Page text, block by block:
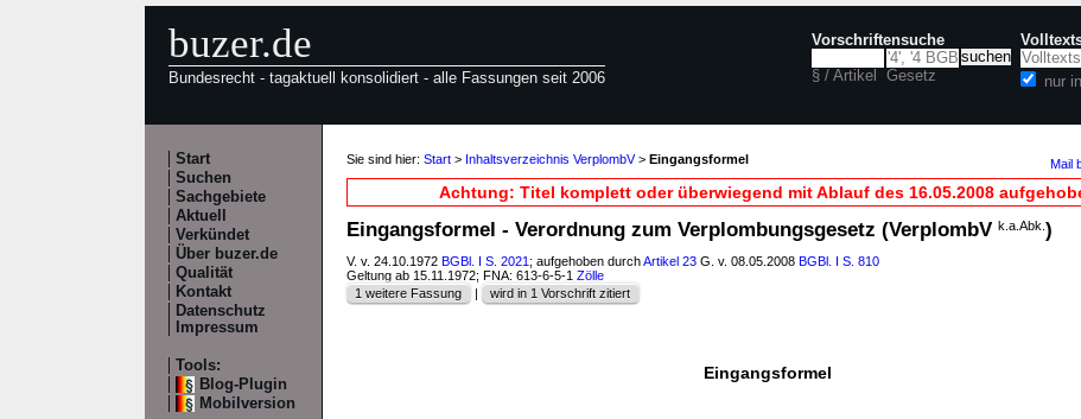
buzer.de
Bundesrecht - tagaktuell konsolidiert - alle Fassungen seit 2006
Vorschriftensuche
§ / Artikel Gesetz nur
Start
Suchen
Sachgebiete
Aktuell
Verkündet
Über buzer.de
Qualität
Kontakt
Datenschutz
Impressum
Tools:
Blog-Plugin
Mobilversion
Sie sind hier: Start > Inhaltsverzeichnis VerplombV> Eingangsformel Mail
Achtung: Titel komplett oder überwiegend mit Ablauf des 16.05.2008
Eingangsformel - Verordnung zum Verplombungsgesetz (VerplombV k.a.Abk. )
V. v. 24.10.1972 BGBl. I S. 2021 ; aufgehoben durchArtikel 23 G. v. 08.05.2008 BGBl. I S. 810
Geltung ab 15.11.1972; FNA: 613-6-5-1 Zölle
1 weitere Fassung
| wird in 1 Vorschrift zitiert
Eingangsformel